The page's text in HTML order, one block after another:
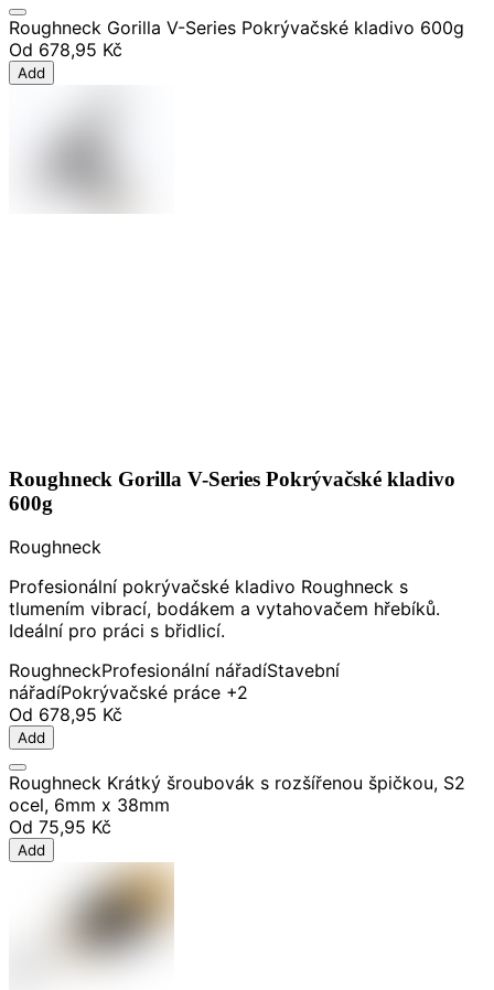
Roughneck Gorilla V-Series Pokrývačské kladivo 600g
Od 678,95 Kč
Add
Roughneck Gorilla V-Series Pokrývačské kladivo
600g
Roughneck
Profesionální pokrývačské kladivo Roughneck s
tlumením vibrací, bodákem a vytahovačem hřebíků.
Ideální pro práci s břidlicí.
RoughneckProfesionální nářadíStavební
nářadíPokrývačské práce +2
Od 678,95 Kč
Add
Roughneck Krátký šroubovák s rozšířenou špičkou, S2
ocel, 6mm x 38mm
Od 75,95 Kč
Add